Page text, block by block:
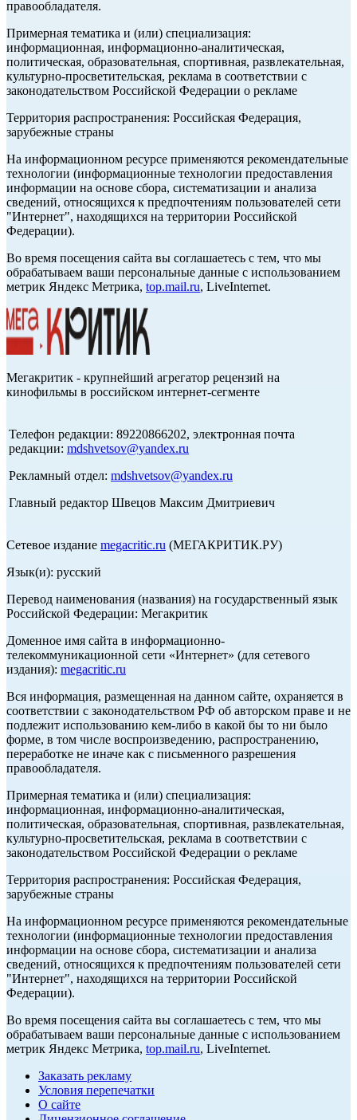
правообладателя.
Примерная тематика и (или) специализация:
информационная, информационно-аналитическая,
политическая, образовательная, спортивная, развлекательная,
культурно-просветительская, реклама в соответствии с
законодательством Российской Федерации о рекламе
Территория распространения: Российская Федерация,
зарубежные страны
На информационном ресурсе применяются рекомендательные
технологии (информационные технологии предоставления
информации на основе сбора, систематизации и анализа
сведений, относящихся к предпочтениям пользователей сети
"Интернет", находящихся на территории Российской
Федерации).
Во время посещения сайта вы соглашаетесь с тем, что мы
обрабатываем ваши персональные данные с использованием
метрик Яндекс Метрика, top.mail.ru, LiveInternet.
Мегакритик - крупнейший агрегатор рецензий на
кинофильмы в российском интернет-сегменте
Телефон редакции: 89220866202, электронная почта
редакции: mdshvetsov@yandex.ru
Рекламный отдел: mdshvetsov@yandex.ru
Главный редактор Швецов Максим Дмитриевич
Сетевое издание megacritic.ru (МЕГАКРИТИК.РУ)
Язык(и): русский
Перевод наименования (названия) на государственный язык
Российской Федерации: Мегакритик
Доменное имя сайта в информационно-
телекоммуникационной сети «Интернет» (для сетевого
издания): megacritic.ru
Вся информация, размещенная на данном сайте, охраняется в
соответствии с законодательством РФ об авторском праве и не
подлежит использованию кем-либо в какой бы то ни было
форме, в том числе воспроизведению, распространению,
переработке не иначе как с письменного разрешения
правообладателя.
Примерная тематика и (или) специализация:
информационная, информационно-аналитическая,
политическая, образовательная, спортивная, развлекательная,
культурно-просветительская, реклама в соответствии с
законодательством Российской Федерации о рекламе
Территория распространения: Российская Федерация,
зарубежные страны
На информационном ресурсе применяются рекомендательные
технологии (информационные технологии предоставления
информации на основе сбора, систематизации и анализа
сведений, относящихся к предпочтениям пользователей сети
"Интернет", находящихся на территории Российской
Федерации).
Во время посещения сайта вы соглашаетесь с тем, что мы
обрабатываем ваши персональные данные с использованием
метрик Яндекс Метрика, top.mail.ru, LiveInternet.
Заказать рекламу
Условия перепечатки
О сайте